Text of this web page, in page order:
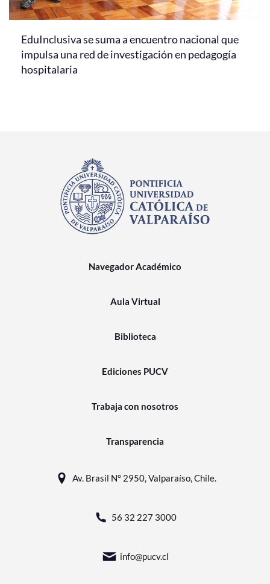
EduInclusiva se suma a encuentro nacional que
impulsa una red de investigación en pedagogía
hospitalaria
Navegador Académico
Aula Virtual
Biblioteca
Ediciones PUCV
Trabaja con nosotros
Transparencia
Av. Brasil N° 2950, Valparaíso, Chile.
56 32 227 3000
info@pucv.cl